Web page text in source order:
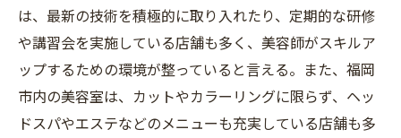
は、最新の技術を積極的に取り入れたり、定期的な研修
や講習会を実施している店舗も多く、美容師がスキルア
ップするための環境が整っていると言える。また、福岡
市内の美容室は、カットやカラーリングに限らず、ヘッ
ドスパやエステなどのメニューも充実している店舗も多